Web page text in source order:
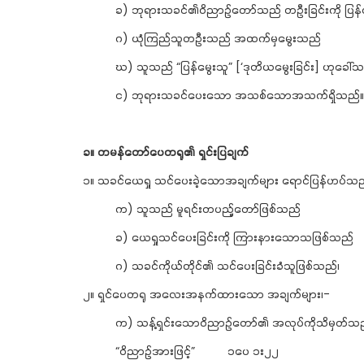
ခ) ဘုရားသခင်၏ဝိညာဉ်တော်သည် တဦးခြင်းကို ပ
ဂ) ယုံကြည်သူတဦးသည် အထက်မှမွေးသည်
ဃ) သူသည် “ပြန်မွေးသူ” [‘ဒုတိယမွေးခြင်း] ဟုခေါ်
င) ဘုရားသခင်ပေးသော အသစ်သောအသက်ရှိသည်။
ခ။ တမန်တော်ပေတရု၏ ရှင်းပြချက်
၁။ သခင်ယေရှု သင်ပေးခဲ့သောအချက်များ ရောင်ပြန်ဟပ်
က) သူသည် မူရင်းတပည့်တော်ဖြစ်သည်
ခ) ယေရှုသင်ပေးခြင်းကို ကြားနားသောသဖြစ်သည်
ဂ) သခင်ကိုယ်တိုင်၏ သင်ပေးခြင်းခံသူဖြစ်သည်၊
၂။ ရှင်ပေတရု အလေးအနက်ထားသော အချက်များ၊-
က) သန့်ရှင်းသောဝိညာဉ်တော်၏ အလုပ်ကိုသိမှတ်သ
“ဝိညာဉ်အားဖြင့်” ၁ပေ ၁း၂၂